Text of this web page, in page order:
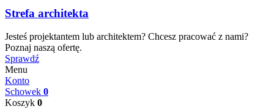
Strefa architekta
Jesteś projektantem lub architektem? Chcesz pracować z nami?
Poznaj naszą ofertę.
Sprawdź
Menu
Konto
Schowek 0
Koszyk 0